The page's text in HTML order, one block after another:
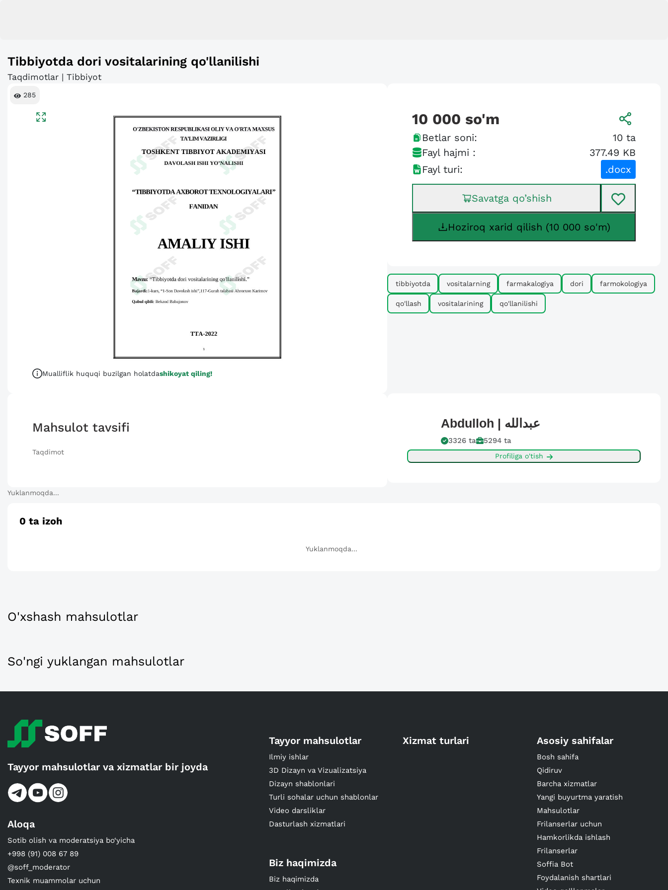
Tibbiyotda dori vositalarining qo'llanilishi
Taqdimotlar | Tibbiyot
285
Mualliflik huquqi buzilgan holatdashikoyat qiling!
10 000 so'm
Betlar soni: 10 ta
Fayl hajmi :
377.49 KB
Fayl turi:
.docx
Savatga qo’shish
Hoziroq xarid qilish (10 000 so'm)
tibbiyotda vositalarning farmakalogiya dori farmokologiya
qo'llash vositalarining qo'llanilishi
Mahsulot tavsifi
Taqdimot
Abdulloh | عبدالله
3326 ta 5294 ta
Profiliga o'tish
Yuklanmoqda...
0 ta izoh
Yuklanmoqda...
O'xshash mahsulotlar
So'ngi yuklangan mahsulotlar
Tayyor mahsulotlar va xizmatlar bir joyda
Aloqa
Sotib olish va moderatsiya bo‘yicha
+998 (91) 008 67 89
@soff_moderator
Texnik muammolar uchun
Tayyor mahsulotlar
Ilmiy ishlar
3D Dizayn va Vizualizatsiya
Dizayn shablonlari
Turli sohalar uchun shablonlar
Video darsliklar
Dasturlash xizmatlari
Xizmat turlari Asosiy sahifalar
Bosh sahifa
Qidiruv
Barcha xizmatlar
Yangi buyurtma yaratish
Mahsulotlar
Frilanserlar uchun
Hamkorlikda ishlash
Frilanserlar
Soffia Bot
Foydalanish shartlari
Biz haqimizda
Biz haqimizda